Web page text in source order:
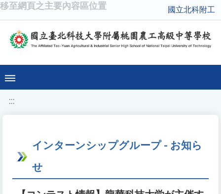
移至網頁之主要內容區位置 國立北科附工
:::
インターンシップグループ - お知ら
せ